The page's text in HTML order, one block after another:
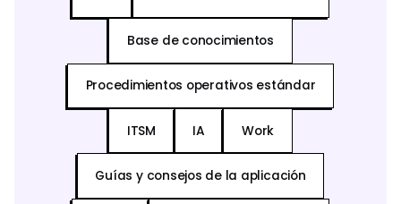
Base de conocimientos
Procedimientos operativos estándar
ITSM IA Work
Guías y consejos de la aplicación